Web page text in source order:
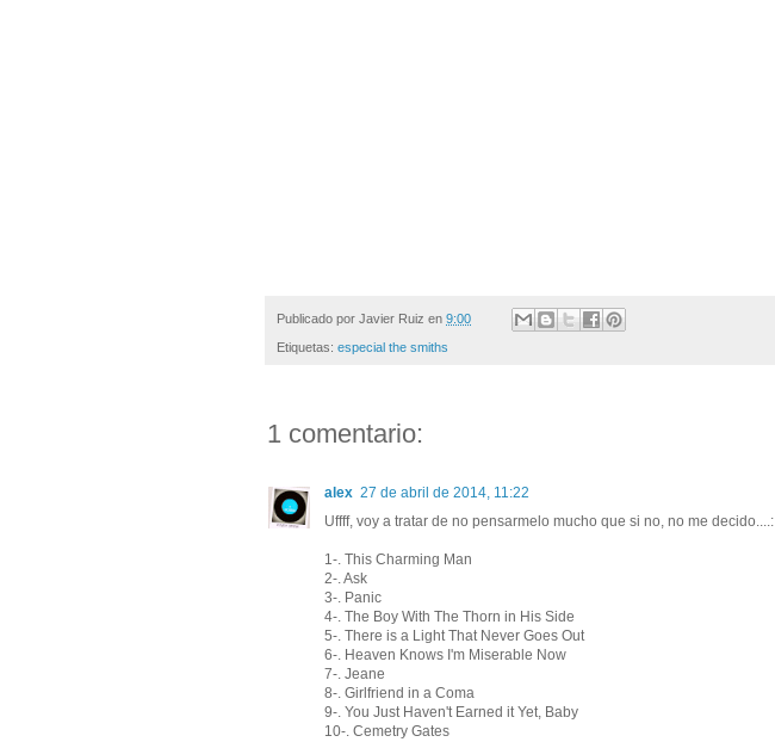
Publicado por Javier Ruiz en 9:00
Etiquetas: especial the smiths
1 comentario:
alex 27 de abril de 2014, 11:22
Uffff, voy a tratar de no pensarmelo mucho que si no, no me decido....:
1-. This Charming Man
2-. Ask
3-. Panic
4-. The Boy With The Thorn in His Side
5-. There is a Light That Never Goes Out
6-. Heaven Knows I'm Miserable Now
7-. Jeane
8-. Girlfriend in a Coma
9-. You Just Haven't Earned it Yet, Baby
10-. Cemetry Gates